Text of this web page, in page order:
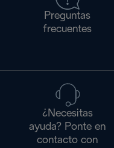
Preguntas
frecuentes
¿Necesitas
ayuda? Ponte en
contacto con